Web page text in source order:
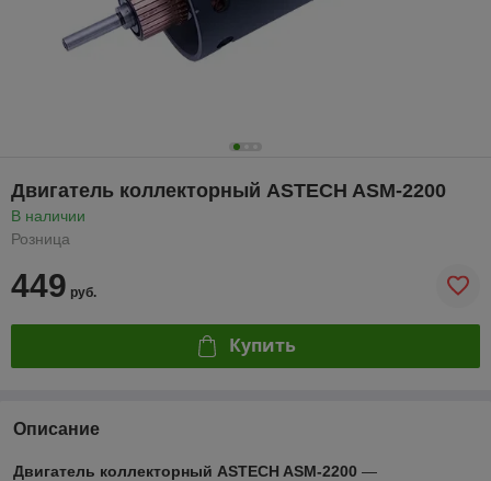
Двигатель коллекторный ASTECH ASM-2200
В наличии
Розница
449 руб.
Купить
Описание
Двигатель коллекторный ASTECH ASM-2200 —